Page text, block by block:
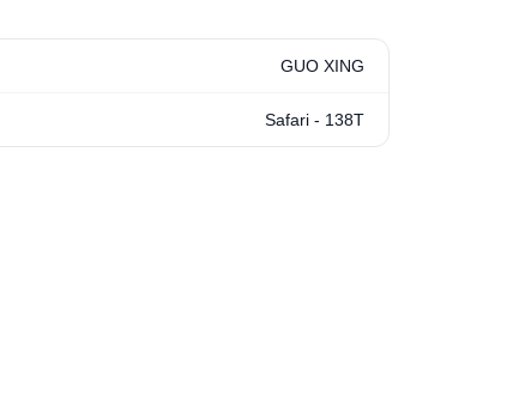
GUO XING
Safari - 138T